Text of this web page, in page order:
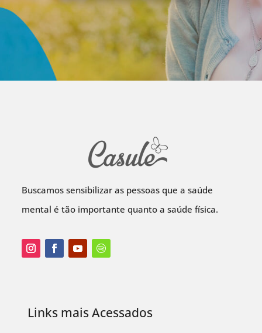
Buscamos sensibilizar as pessoas que a saúde
mental é tão importante quanto a saúde física.
Links mais Acessados